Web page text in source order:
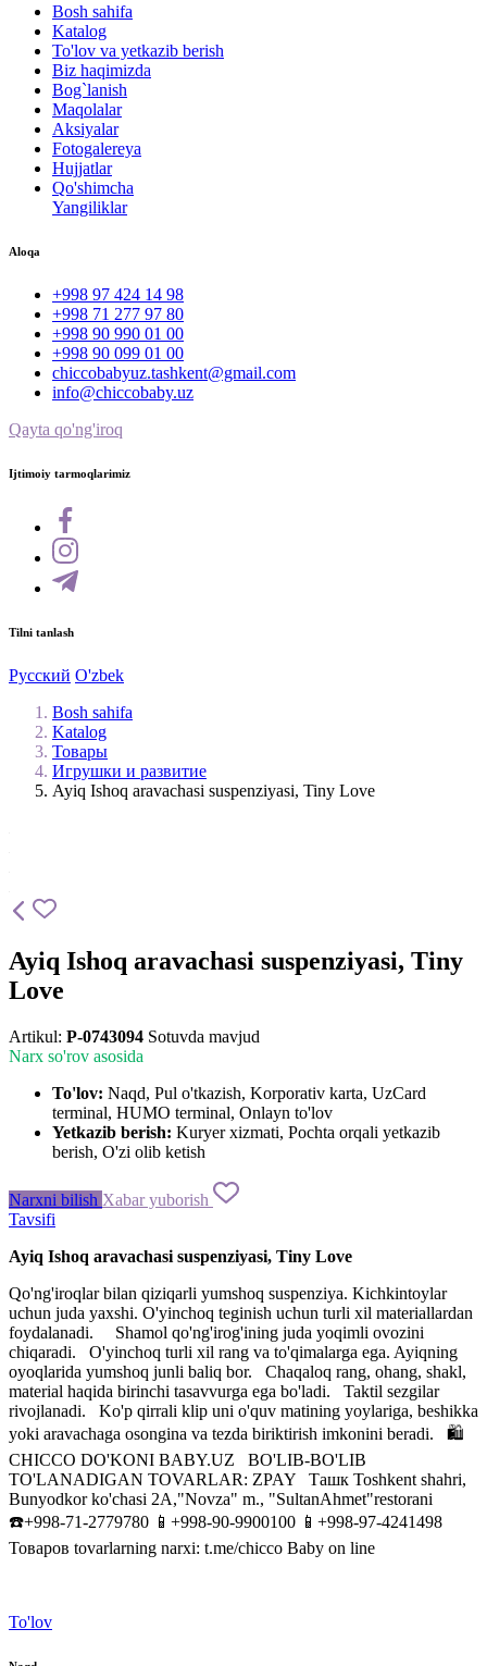
Bosh sahifa
Katalog
To'lov va yetkazib berish
Biz haqimizda
Bog`lanish
Maqolalar
Aksiyalar
Fotogalereya
Hujjatlar
Qo'shimcha
Yangiliklar
Aloqa
+998 97 424 14 98
+998 71 277 97 80
+998 90 990 01 00
+998 90 099 01 00
chiccobabyuz.tashkent@gmail.com
info@chiccobaby.uz
Qayta qo'ng'iroq
Ijtimoiy tarmoqlarimiz
Tilni tanlash
Русский O'zbek
Bosh sahifa
Katalog
Товары
Игрушки и развитие
Ayiq Ishoq aravachasi suspenziyasi, Tiny Love
Ayiq Ishoq aravachasi suspenziyasi, Tiny
Love
Artikul: P-0743094 Sotuvda mavjud
Narx so'rov asosida
To'lov: Naqd, Pul o'tkazish, Korporativ karta, UzCard
terminal, HUMO terminal, Onlayn to'lov
Yetkazib berish: Kuryer xizmati, Pochta orqali yetkazib
berish, O'zi olib ketish
Narxni bilish Xabar yuborish
Tavsifi
Ayiq Ishoq aravachasi suspenziyasi, Tiny Love
Qo'ng'iroqlar bilan qiziqarli yumshoq suspenziya. Kichkintoylar
uchun juda yaxshi. O'yinchoq teginish uchun turli xil materiallardan
foydalanadi. ️ ️ Shamol qo'ng'irog'ining juda yoqimli ovozini
chiqaradi. ️ ️ O'yinchoq turli xil rang va to'qimalarga ega. Ayiqning
oyoqlarida yumshoq junli baliq bor. ️ ️ Chaqaloq rang, ohang, shakl,
material haqida birinchi tasavvurga ega bo'ladi. ️ ️ Taktil sezgilar
rivojlanadi. ️ ️ Ko'p qirrali klip uni o'quv matining yoylariga, beshikka
yoki aravachaga osongina va tezda biriktirish imkonini beradi. 🛍
CHICCO DO'KONI BABY.UZ ️ ️ BO'LIB-BO'LIB
TO'LANADIGAN TOVARLAR: ZPAY Ташк Toshkent shahri,
Bunyodkor ko'chasi 2A,"Novza" m., "SultanAhmet"restorani
☎️+998-71-2779780 📱+998-90-9900100 📱+998-97-4241498
Товаров tovarlarning narxi: t.me/chicco Baby on line
To'lov